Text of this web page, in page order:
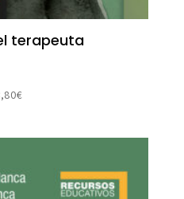
terapeuta
€